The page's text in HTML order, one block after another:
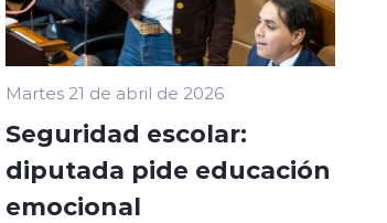
Martes 21 de abril de 2026
Seguridad escolar:
diputada pide educación
emocional